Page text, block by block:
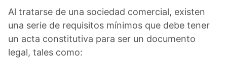
Al tratarse de una sociedad comercial, existen
una serie de requisitos mínimos que debe tener
un acta constitutiva para ser un documento
legal, tales como: